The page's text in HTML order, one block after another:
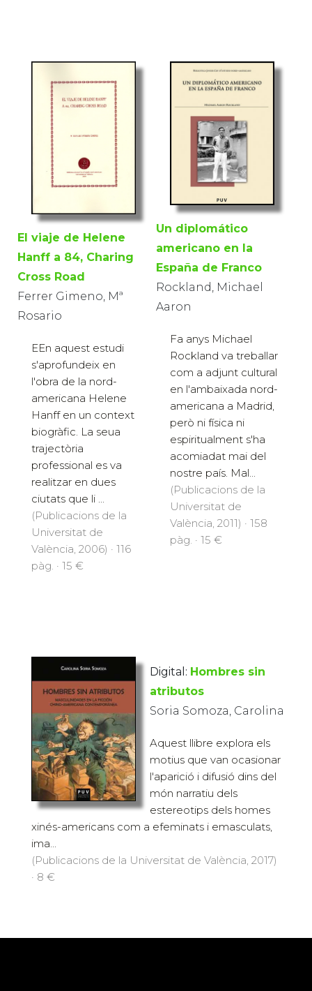
El viaje de Helene
Hanff a 84, Charing
Cross Road
Ferrer Gimeno, Mª
Rosario
EEn aquest estudi
s'aprofundeix en
l'obra de la nord-
americana Helene
Hanff en un context
biogràfic. La seua
trajectòria
professional es va
realitzar en dues
ciutats que li ...
(Publicacions de la
Universitat de
València, 2006) · 116
pàg. · 15 €
Un diplomático
americano en la
España de Franco
Rockland, Michael
Aaron
Fa anys Michael
Rockland va treballar
com a adjunt cultural
en l'ambaixada nord-
americana a Madrid,
però ni física ni
espiritualment s'ha
acomiadat mai del
nostre país. Mal...
(Publicacions de la
Universitat de
València, 2011) · 158
pàg. · 15 €
Digital: Hombres sin
atributos
Soria Somoza, Carolina
Aquest llibre explora els
motius que van ocasionar
l'aparició i difusió dins del
món narratiu dels
estereotips dels homes
xinés-americans com a efeminats i emasculats,
ima...
(Publicacions de la Universitat de València, 2017)
· 8 €